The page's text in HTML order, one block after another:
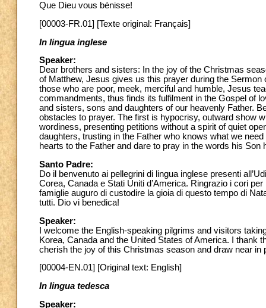
Que Dieu vous bénisse!
[00003-FR.01] [Texte original: Français]
In lingua inglese
Speaker:
Dear brothers and sisters: In the joy of the Christmas
of Matthew, Jesus gives us this prayer during the
those who are poor, meek, merciful and humble, Jesus
commandments, thus finds its fulfilment in the Gospel of
and sisters, sons and daughters of our heavenly Father.
obstacles to prayer. The first is hypocrisy, outward show
wordiness, presenting petitions without a spirit of quiet
daughters, trusting in the Father who knows what we
hearts to the Father and dare to pray in the words his Son
Santo Padre:
Do il benvenuto ai pellegrini di lingua inglese presenti
Corea, Canada e Stati Uniti d’America. Ringrazio i cori
famiglie auguro di custodire la gioia di questo tempo di
tutti. Dio vi benedica!
Speaker:
I welcome the English-speaking pilgrims and visitors
Korea, Canada and the United States of America. I thank
cherish the joy of this Christmas season and draw near
[00004-EN.01] [Original text: English]
In lingua tedesca
Speaker: